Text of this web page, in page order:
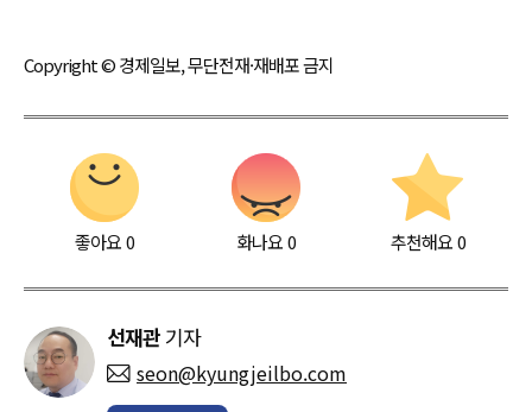
Copyright © 경제일보, 무단전재·재배포 금지
좋아요0 화나요0 추천해요 0
선재관 기자
seon@kyungjeilbo.com